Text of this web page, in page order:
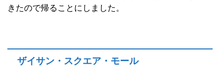
きたので帰ることにしました。
ザイサン・スクエア・モール